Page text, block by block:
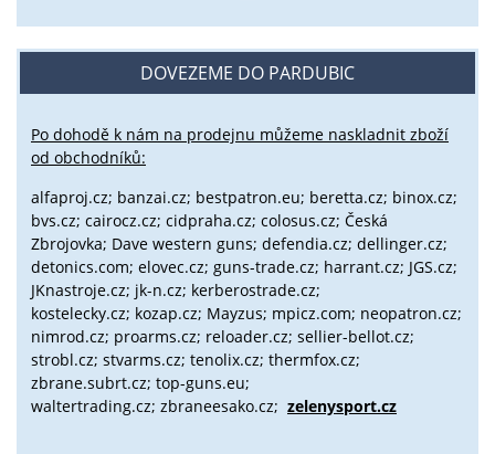
DOVEZEME DO PARDUBIC
Po dohodě k nám na prodejnu můžeme naskladnit zboží
od obchodníků:
alfaproj.cz; banzai.cz; bestpatron.eu; beretta.cz; binox.cz;
bvs.cz; cairocz.cz; cidpraha.cz; colosus.cz; Česká
Zbrojovka; Dave western guns; defendia.cz; dellinger.cz;
detonics.com; elovec.cz; guns-trade.cz; harrant.cz; JGS.cz;
JKnastroje.cz; jk-n.cz; kerberostrade.cz;
kostelecky.cz; kozap.cz; Mayzus; mpicz.com; neopatron.cz;
nimrod.cz; proarms.cz; reloader.cz; sellier-bellot.cz;
strobl.cz; stvarms.cz; tenolix.cz; thermfox.cz;
zbrane.subrt.cz; top-guns.eu;
waltertrading.cz; zbraneesako.cz; zelenysport.cz